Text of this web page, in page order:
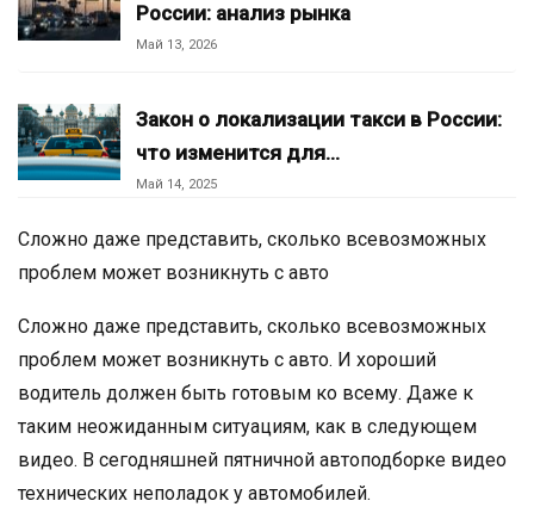
России: анализ рынка
Май 13, 2026
Закон о локализации такси в России:
что изменится для…
Май 14, 2025
Сложно даже представить, сколько всевозможных
проблем может возникнуть с авто
Сложно даже представить, сколько всевозможных
проблем может возникнуть с авто. И хороший
водитель должен быть готовым ко всему. Даже к
таким неожиданным ситуациям, как в следующем
видео. В сегодняшней пятничной автоподборке видео
технических неполадок у автомобилей.